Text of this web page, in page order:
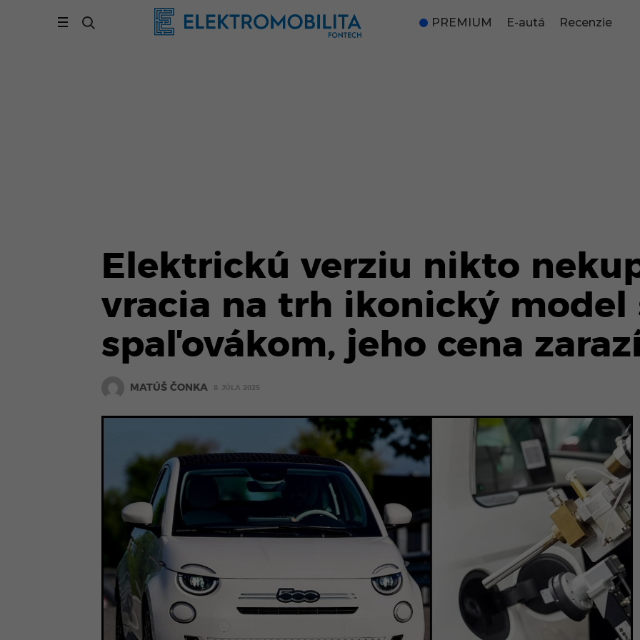
PREMIUM E-autá Recenzie
Elektrickú verziu nikto
vracia na trh ikonický model
spaľovákom, jeho cena
MATÚŠ ČONKA 8. JÚLA 2025